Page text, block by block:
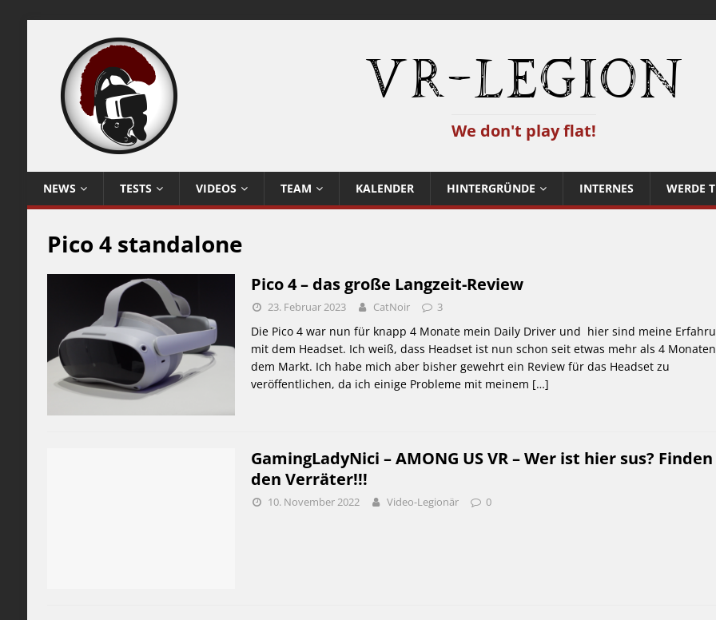
VR-Legion
We don't play flat!
NEWS TESTS VIDEOS TEAM KALENDER HINTERGRÜNDE INTERNES WERDE
Pico 4 standalone
Pico 4 – das große Langzeit-Review
23. Februar 2023 CatNoir 3
Die Pico 4 war nun für knapp 4 Monate mein Daily Driver und hier sind meine
mit dem Headset. Ich weiß, dass Headset ist nun schon seit etwas mehr als 4
dem Markt. Ich habe mich aber bisher gewehrt ein Review für das Headset zu
veröffentlichen, da ich einige Probleme mit meinem […]
GamingLadyNici – AMONG US VR – Wer ist hier sus?
den Verräter!!!
10. November 2022 Video-Legionär 0